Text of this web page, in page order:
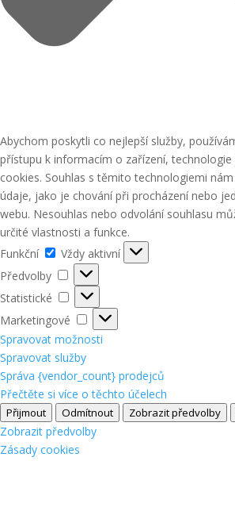
Abychom poskytli co nejlepší služby,
přístupu k informacím o zařízení,
cookies. Souhlas s těmito technologiemi
údaje, jako je chování při procházení nebo
webu. Nesouhlas nebo odvolání souhlasu
určité vlastnosti a funkce.
Funkční
Funkční
Vždy aktivní
Předvolby
Předvolby
Statistické
Statistické
Marketingové
Marketingové
Spravovat možnosti
Spravovat služby
Správa {vendor_count} prodejců
Přečtěte si více o těchto účelech
Přijmout Odmítnout Zobrazit předvolby
Zobrazit předvolby
Zásady cookies